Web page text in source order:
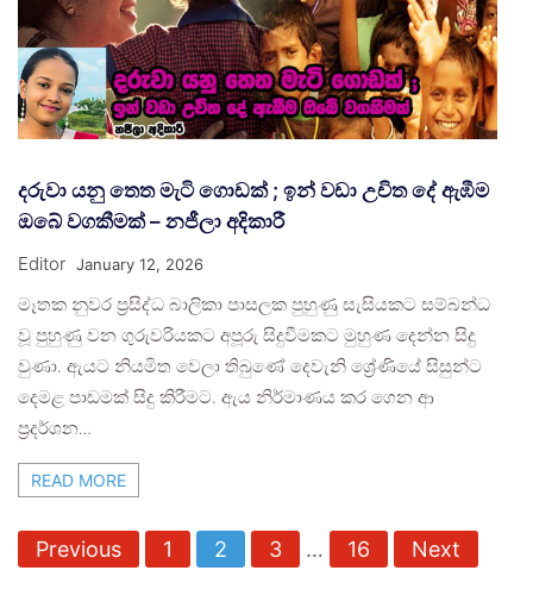
දරුවා යනු තෙත මැටි ගොඩක් ; ඉන් වඩා උචිත දේ ඇඹීම
ඔබේ වගකීමක් – නජීලා අදිකාරී
Editor January 12, 2026
මෑතක නුවර ප්‍රසිද්ධ බාලිකා පාසලක පුහුණු සැසියකට සම්බන්ධ
වූ පුහුණු වන ගුරුවරියකට අපූරු සිදුවීමකට මුහුණ දෙන්න සිදු
වුණා. ඇයට නියමිත වෙලා තිබුණේ දෙවැනි ශ්‍රේණියේ සිසුන්ට
දෙමළ පාඩමක් සිදු කිරීමට. ඇය නිර්මාණය කර ගෙන ආ
ප්‍රදර්ශන…
READ MORE
PPrevious 1 2 3 … 16 Next